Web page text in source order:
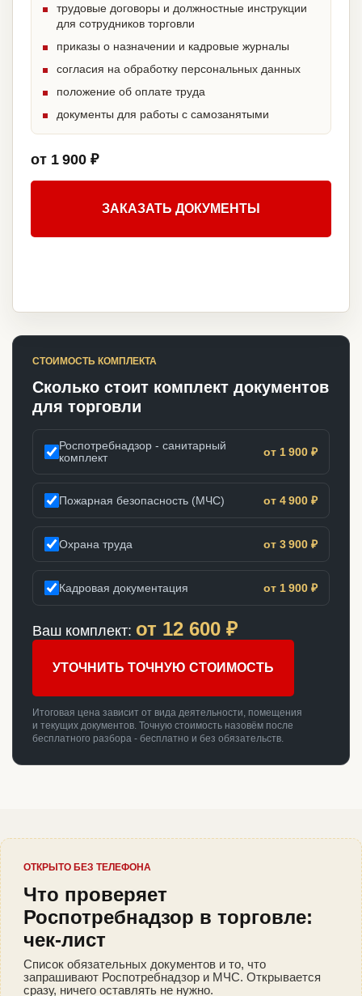
трудовые договоры и должностные инструкции
для сотрудников торговли
приказы о назначении и кадровые журналы
согласия на обработку персональных данных
положение об оплате труда
документы для работы с самозанятыми
от 1 900 ₽
ЗАКАЗАТЬ ДОКУМЕНТЫ
СТОИМОСТЬ КОМПЛЕКТА
Сколько стоит комплект документов
для торговли
Роспотребнадзор - санитарный
комплект
от 1 900 ₽
Пожарная безопасность (МЧС) от 4 900 ₽
Охрана труда от 3 900 ₽
Кадровая документация от 1 900 ₽
Ваш комплект: от 12 600 ₽
УТОЧНИТЬ ТОЧНУЮ СТОИМОСТЬ
Итоговая цена зависит от вида деятельности, помещения
и текущих документов. Точную стоимость назовём после
бесплатного разбора - бесплатно и без обязательств.
ОТКРЫТО БЕЗ ТЕЛЕФОНА
Что проверяет
Роспотребнадзор в торговле:
чек-лист
Список обязательных документов и то, что
запрашивают Роспотребнадзор и МЧС. Открывается
сразу, ничего оставлять не нужно.